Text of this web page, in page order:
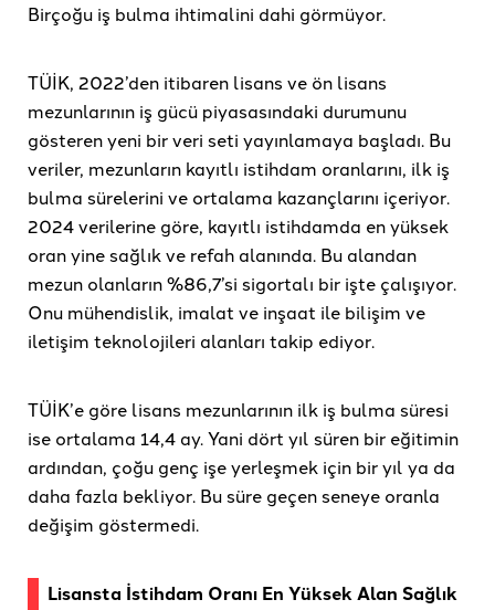
Birçoğu iş bulma ihtimalini dahi görmüyor.
TÜİK, 2022’den itibaren lisans ve ön lisans
mezunlarının iş gücü piyasasındaki durumunu
gösteren yeni bir veri seti yayınlamaya başladı. Bu
veriler, mezunların kayıtlı istihdam oranlarını, ilk iş
bulma sürelerini ve ortalama kazançlarını içeriyor.
2024 verilerine göre, kayıtlı istihdamda en yüksek
oran yine sağlık ve refah alanında. Bu alandan
mezun olanların %86,7’si sigortalı bir işte çalışıyor.
Onu mühendislik, imalat ve inşaat ile bilişim ve
iletişim teknolojileri alanları takip ediyor.
TÜİK’e göre lisans mezunlarının ilk iş bulma süresi
ise ortalama 14,4 ay. Yani dört yıl süren bir eğitimin
ardından, çoğu genç işe yerleşmek için bir yıl ya da
daha fazla bekliyor. Bu süre geçen seneye oranla
değişim göstermedi.
Lisansta İstihdam Oranı En Yüksek Alan Sağlık